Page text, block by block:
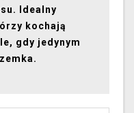
Idealny
kochają
gdy jedynym